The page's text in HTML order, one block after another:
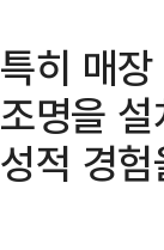
특히 매
조명을
성적 경